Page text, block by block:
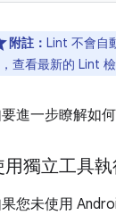
附註： Lint 不會自
查看最新的 Lint 檢
進一步瞭解如
用獨立工具
您未使用